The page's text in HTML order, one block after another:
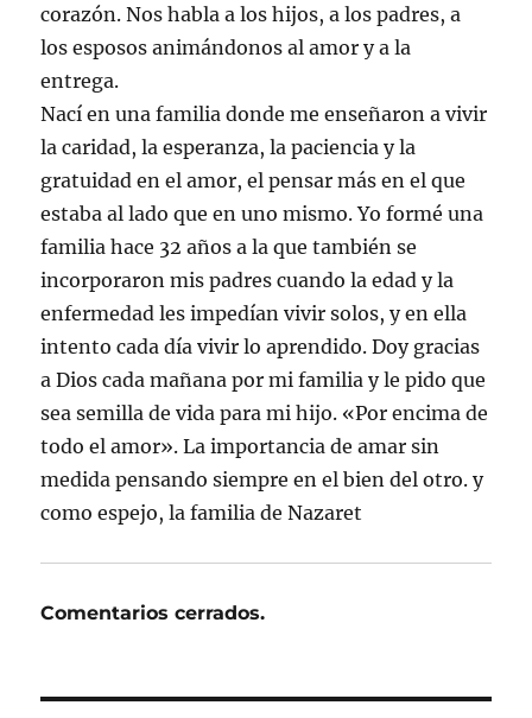
corazón. Nos habla a los hijos, a los padres, a
los esposos animándonos al amor y a la
entrega.
Nací en una familia donde me enseñaron a vivir
la caridad, la esperanza, la paciencia y la
gratuidad en el amor, el pensar más en el que
estaba al lado que en uno mismo. Yo formé una
familia hace 32 años a la que también se
incorporaron mis padres cuando la edad y la
enfermedad les impedían vivir solos, y en ella
intento cada día vivir lo aprendido. Doy gracias
a Dios cada mañana por mi familia y le pido que
sea semilla de vida para mi hijo. «Por encima de
todo el amor». La importancia de amar sin
medida pensando siempre en el bien del otro. y
como espejo, la familia de Nazaret
Comentarios cerrados.